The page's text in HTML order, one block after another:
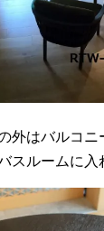
外はバルコ
スルームに入